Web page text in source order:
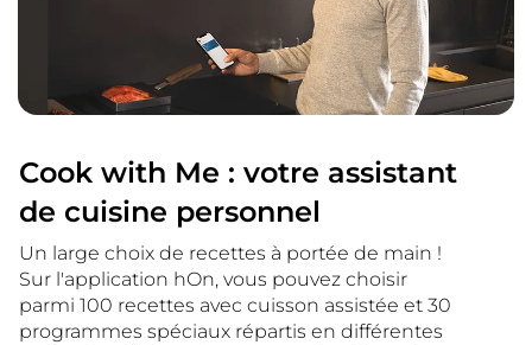
Cook with Me : votre assistant
de cuisine personnel
Un large choix de recettes à portée de main !
Sur l'application hOn, vous pouvez choisir
parmi 100 recettes avec cuisson assistée et 30
programmes spéciaux répartis en différentes